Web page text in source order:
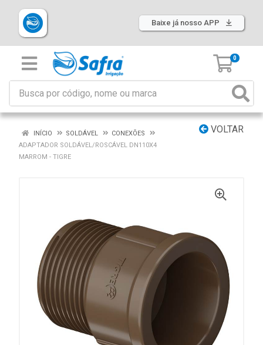
Baixe já nosso APP
0
VOLTAR
INÍCIO SOLDÁVEL
CONEXÕES
ADAPTADOR SOLDÁVEL/ROSCÁVEL DN110X4
MARROM - TIGRE